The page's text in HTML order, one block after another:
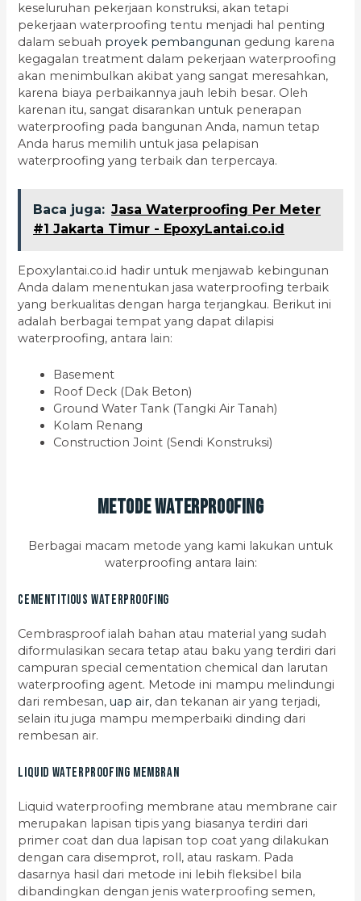
keseluruhan pekerjaan konstruksi, akan tetapi
pekerjaan waterproofing tentu menjadi hal penting
dalam sebuah proyek pembangunan gedung karena
kegagalan treatment dalam pekerjaan waterproofing
akan menimbulkan akibat yang sangat meresahkan,
karena biaya perbaikannya jauh lebih besar. Oleh
karenan itu, sangat disarankan untuk penerapan
waterproofing pada bangunan Anda, namun tetap
Anda harus memilih untuk jasa pelapisan
waterproofing yang terbaik dan terpercaya.
Baca juga: Jasa Waterproofing Per Meter
#1 Jakarta Timur - EpoxyLantai.co.id
Epoxylantai.co.id hadir untuk menjawab kebingunan
Anda dalam menentukan jasa waterproofing terbaik
yang berkualitas dengan harga terjangkau. Berikut ini
adalah berbagai tempat yang dapat dilapisi
waterproofing, antara lain:
Basement
Roof Deck (Dak Beton)
Ground Water Tank (Tangki Air Tanah)
Kolam Renang
Construction Joint (Sendi Konstruksi)
Metode Waterproofing
Berbagai macam metode yang kami lakukan untuk
waterproofing antara lain:
Cementitious Waterproofing
Cembrasproof ialah bahan atau material yang sudah
diformulasikan secara tetap atau baku yang terdiri dari
campuran special cementation chemical dan larutan
waterproofing agent. Metode ini mampu melindungi
dari rembesan,uap air, dan tekanan air yang terjadi,
selain itu juga mampu memperbaiki dinding dari
rembesan air.
Liquid Waterproofing Membran
Liquid waterproofing membrane atau membrane cair
merupakan lapisan tipis yang biasanya terdiri dari
primer coat dan dua lapisan top coat yang dilakukan
dengan cara disemprot, roll, atau raskam. Pada
dasarnya hasil dari metode ini lebih fleksibel bila
dibandingkan dengan jenis waterproofing semen,